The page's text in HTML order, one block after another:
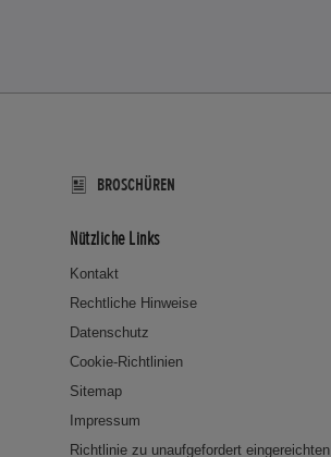
BROSCHÜREN
Nützliche Links
Kontakt
Rechtliche Hinweise
Datenschutz
Cookie-Richtlinien
Sitemap
Impressum
Richtlinie zu unaufgefordert eingereichten